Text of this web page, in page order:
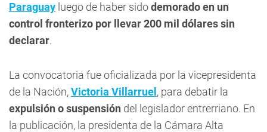
Paraguay luego de haber sidodemorado en un
control fronterizo por llevar 200 mil dólares sin
declarar.
La convocatoria fue oficializada por la vicepresidenta
de la Nación,Victoria Villarruel , para debatir la
expulsión o suspensión del legislador entrerriano. En
la publicación, la presidenta de la Cámara Alta